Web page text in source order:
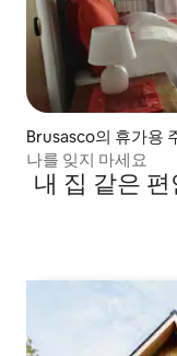
Brusasco의 휴가용
나를 잊지 마세요
내 집 같은